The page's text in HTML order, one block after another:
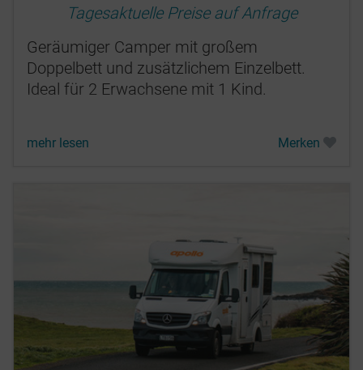
Tagesaktuelle Preise auf Anfrage
Geräumiger Camper mit großem
Doppelbett und zusätzlichem Einzelbett.
Ideal für 2 Erwachsene mit 1 Kind.
mehr lesen Merken